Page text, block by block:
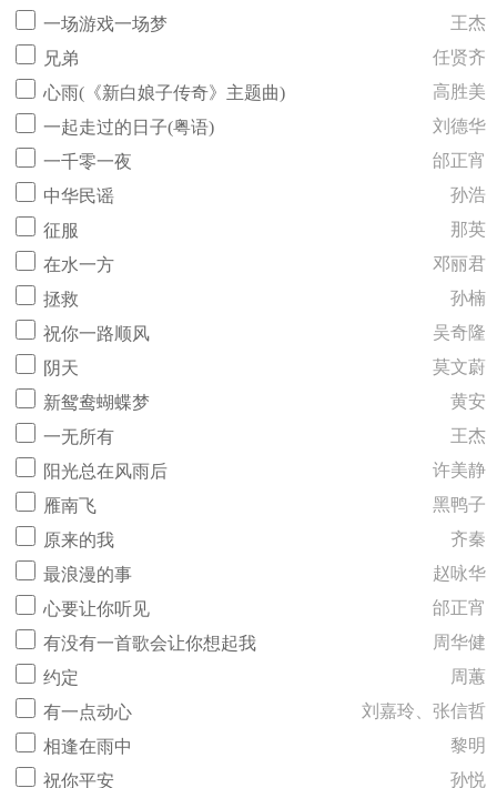
一场游戏一场梦
王杰
兄弟
任贤齐
心雨(《新白娘子传奇》主题曲)
高胜美
一起走过的日子(粤语)
刘德华
一千零一夜
邰正宵
中华民谣
孙浩
征服
那英
在水一方
邓丽君
拯救
孙楠
祝你一路顺风
吴奇隆
阴天
莫文蔚
新鸳鸯蝴蝶梦
黄安
一无所有
王杰
阳光总在风雨后
许美静
雁南飞
黑鸭子
原来的我
齐秦
最浪漫的事
赵咏华
心要让你听见
邰正宵
有没有一首歌会让你想起我
周华健
约定
周蕙
有一点动心
刘嘉玲、张信哲
相逢在雨中
黎明
祝你平安
孙悦